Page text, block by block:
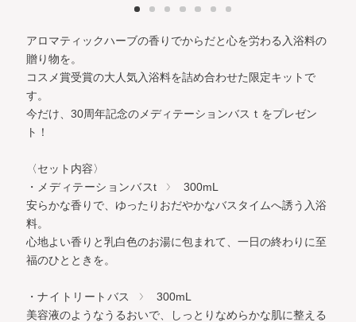
アロマティックハーブの香りでからだと心を労わる入浴料の
贈り物を。
コスメ賞受賞の大人気入浴料を詰め合わせた限定キットで
す。
今だけ、30周年記念のメディテーションバスｔをプレゼン
ト！
〈セット内容〉
・メディテーションバスt
300mL
安らかな香りで、ゆったりおだやかなバスタイムへ誘う入浴
料。
心地よい香りと乳白色のお湯に包まれて、一日の終わりに至
福のひとときを。
・ナイトリートバス
300mL
美容液のようなうるおいで、しっとりなめらかな肌に整える